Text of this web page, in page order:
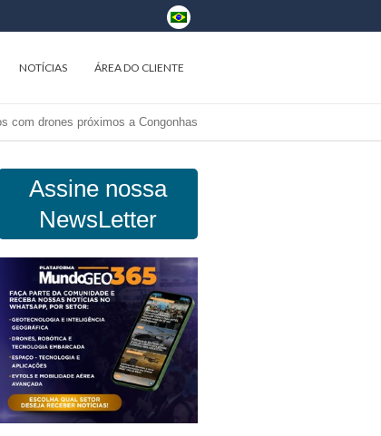
NOTÍCIAS ÁREA DO CLIENTE
com drones próximos a Congonhas
Assine nossa
NewsLetter